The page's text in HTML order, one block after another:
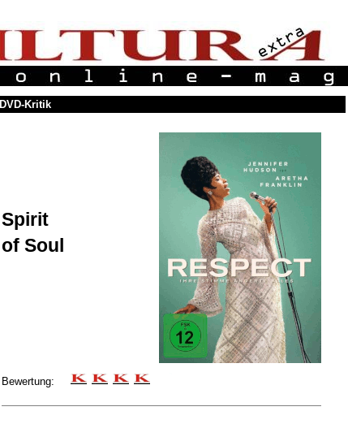
DVD-Kritik
Spirit
of Soul
Bewertung: